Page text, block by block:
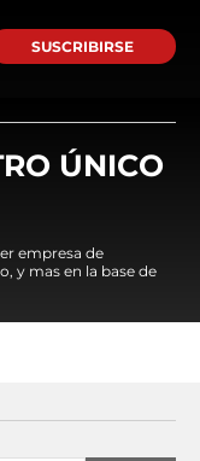
SUSCRIBIRSE
ÚNICO
empresa de
y mas en la base de